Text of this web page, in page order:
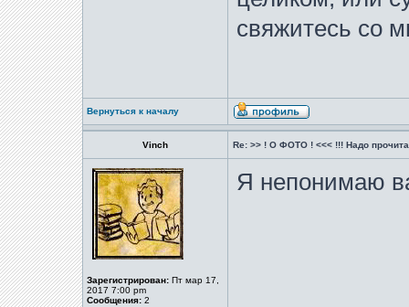
свяжитесь со
Вернуться к началу
Vinch Re: >> ! О ФОТО ! <<< !!! Надо
Зарегистрирован: Пт мар 17,
2017 7:00 pm
Сообщения: 2
Я непонимаю